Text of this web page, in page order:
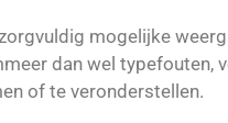
mogelijke
dan wel typefouten,
of te veronderstellen.